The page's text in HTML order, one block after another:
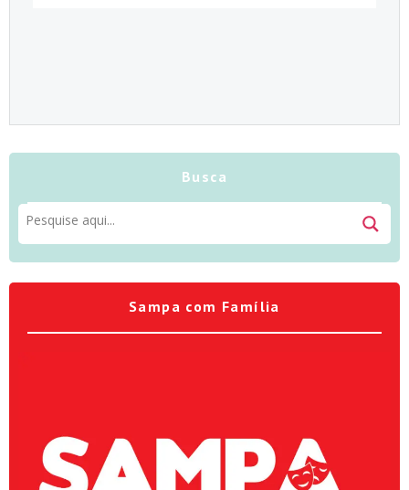
Busca
Sampa com Família